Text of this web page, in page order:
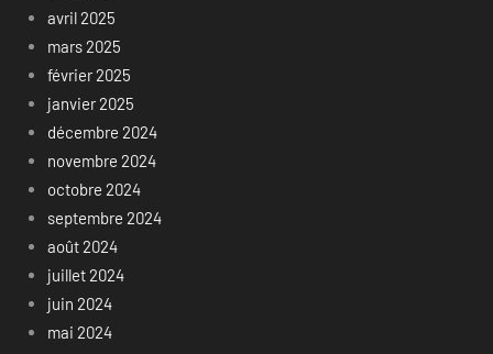
avril 2025
mars 2025
février 2025
janvier 2025
décembre 2024
novembre 2024
octobre 2024
septembre 2024
août 2024
juillet 2024
juin 2024
mai 2024